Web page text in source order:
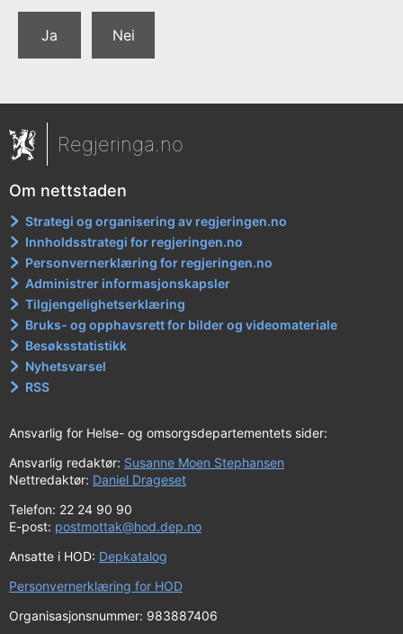
Ja Nei
Regjeringa.no
Om nettstaden
Strategi og organisering av regjeringen.no
Innholdsstrategi for regjeringen.no
Personvernerklæring for regjeringen.no
Administrer informasjonskapsler
Tilgjengelighetserklæring
Bruks- og opphavsrett for bilder og videomateriale
Besøksstatistikk
Nyhetsvarsel
RSS
Ansvarlig for Helse- og omsorgsdepartementets sider:
Ansvarlig redaktør: Susanne Moen Stephansen
Nettredaktør: Daniel Drageset
Telefon: 22 24 90 90
E-post: postmottak@hod.dep.no
Ansatte i HOD: Depkatalog
Personvernerklæring for HOD
Organisasjonsnummer: 983887406